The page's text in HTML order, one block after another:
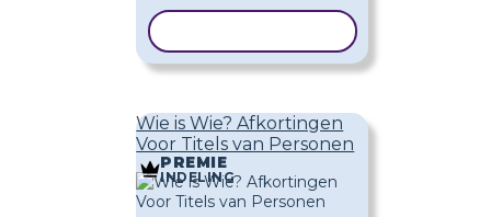
Wie is Wie? Afkortingen
Voor Titels van Personen
PREMIE
INDELING